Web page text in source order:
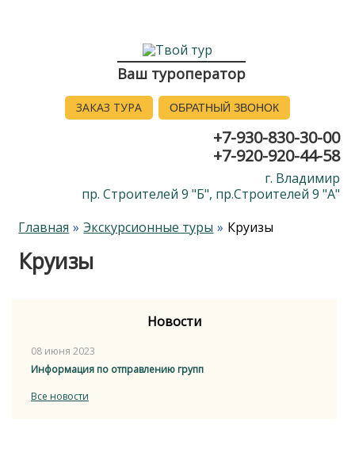
Ваш туроператор
ЗАКАЗ ТУРА ОБРАТНЫЙ ЗВОНОК
+7-930-830-30-00
+7-920-920-44-58
г. Владимир
пр. Строителей 9 "Б", пр.Строителей 9 "А"
Главная
Экскурсионные туры Круизы
Круизы
Новости
08 июня 2023
Информация по отправлению групп
Все новости